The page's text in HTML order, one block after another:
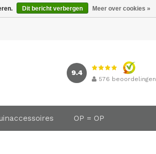
9.4
576 beoordelingen
OP = OP
Dit bericht verbergen Meer over cookies »